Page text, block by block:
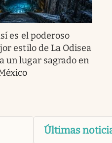
es el poderoso
estilo de La Odisea
un lugar sagrado en
Últimas